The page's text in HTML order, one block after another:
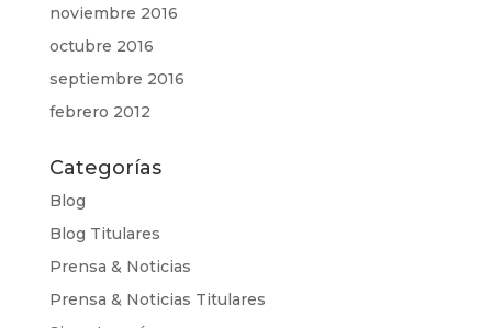
noviembre 2016
octubre 2016
septiembre 2016
febrero 2012
Categorías
Blog
Blog Titulares
Prensa & Noticias
Prensa & Noticias Titulares